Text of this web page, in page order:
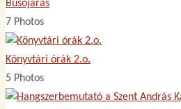
Busójárás
7 Photos
Könyvtári órák 2.o.
5 Photos